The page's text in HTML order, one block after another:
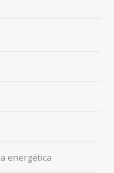
energética